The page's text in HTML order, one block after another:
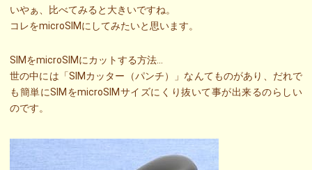
いやぁ、比べてみると大きいですね。
コレをmicroSIMにしてみたいと思います。
SIMをmicroSIMにカットする方法…
世の中には「SIMカッター（パンチ）」なんてものがあり、だれで
も簡単にSIMをmicroSIMサイズにくり抜いて事が出来るのらしい
のです。